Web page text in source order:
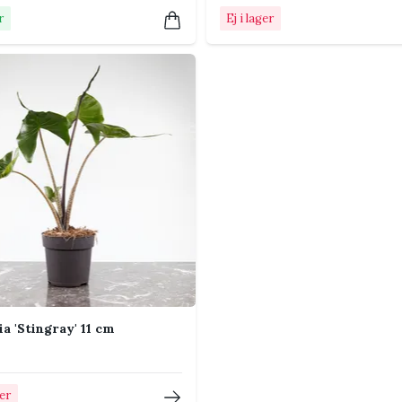
jämnt, helst över cirka 18 °C. Skydda
under 15 °C.
regelbundet under vår och sommar.
gödslingen när tillväxten avtar på
en bit in i ett ljust rum där den skyddas
ett växtskåp kan passa extra bra tack
och placering direkt ovanför ett
Ej i lager
'Stingray' 11 cm